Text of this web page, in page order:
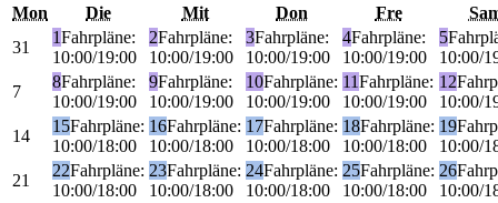
Mon
Die Mit Don Fre
31
1Fahrpläne:
10:00/19:00
2Fahrpläne:
10:00/19:00
3Fahrpläne:
10:00/19:00
4Fahrpläne:
10:00/19:00
5
10:00/
7
8Fahrpläne:
10:00/19:00
9Fahrpläne:
10:00/19:00
10Fahrpläne:
10:00/19:00
11Fahrpläne:
10:00/19:00
12
10:00/
14
15Fahrpläne:
10:00/18:00
16Fahrpläne:
10:00/18:00
17Fahrpläne:
10:00/18:00
18Fahrpläne:
10:00/18:00
19
10:00/
21
22Fahrpläne:
10:00/18:00
23Fahrpläne:
10:00/18:00
24Fahrpläne:
10:00/18:00
25Fahrpläne:
10:00/18:00
26
10:00/